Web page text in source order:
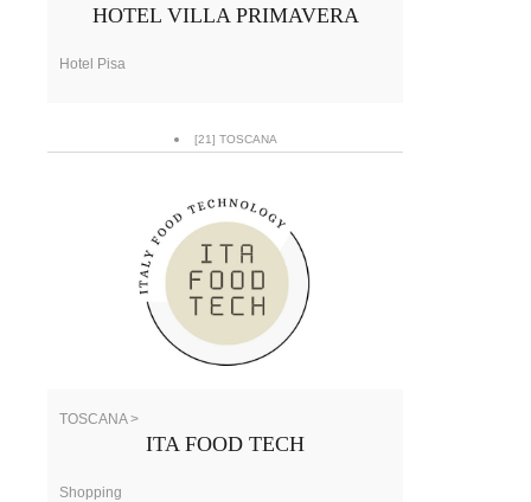
HOTEL VILLA PRIMAVERA
Hotel Pisa
[21] TOSCANA
TOSCANA >
ITA FOOD TECH
Shopping